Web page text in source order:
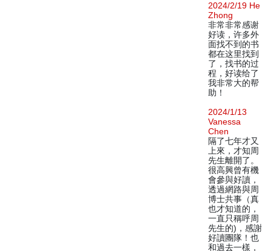
2024/2/19 He
Zhong
非常非常感谢
好读，许多外
面找不到的书
都在这里找到
了，找书的过
程，好读给了
我非常大的帮
助！
2024/1/13
Vanessa
Chen
隔了七年才又
上來，才知周
先生離開了。
很高興曾有機
會參與好讀，
透過網路與周
博士共事（真
也才知道的，
一直只稱呼周
先生的)，感謝
好讀團隊！也
和過去一樣，